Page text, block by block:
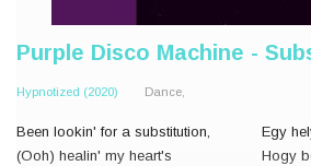
Purple Disco Machine -
Hypnotized (2020) Dance,
Been lookin' for a substitution,
(Ooh) healin' my heart's
Egy
Hogy